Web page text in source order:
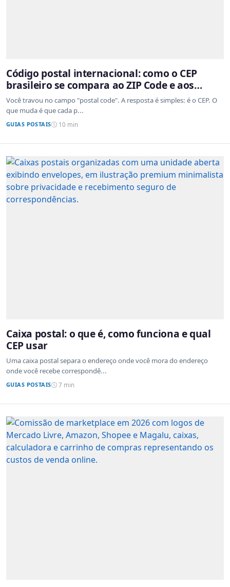
Código postal internacional: como o CEP
brasileiro se compara ao ZIP Code e aos
sistemas de outros países
Você travou no campo "postal code". A resposta é simples: é o CEP. O
que muda é que cada p...
GUIAS POSTAIS 10 min
Caixa postal: o que é, como funciona e qual
CEP usar
Uma caixa postal separa o endereço onde você mora do endereço
onde você recebe correspondê...
GUIAS POSTAIS 7 min